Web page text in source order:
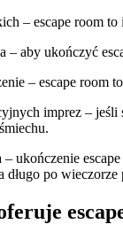
– escape room
– aby ukończyć
– escape room
imprez – jeśli
– ukończenie
po wieczorze